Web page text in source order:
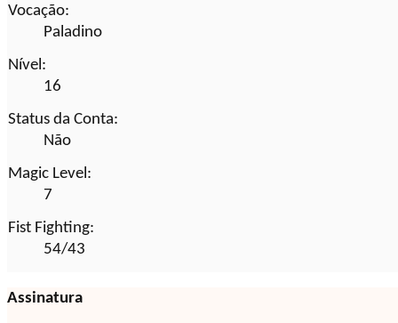
Vocação:
Paladino
Nível:
16
Status da Conta:
Não
Magic Level:
7
Fist Fighting:
54/43
Assinatura